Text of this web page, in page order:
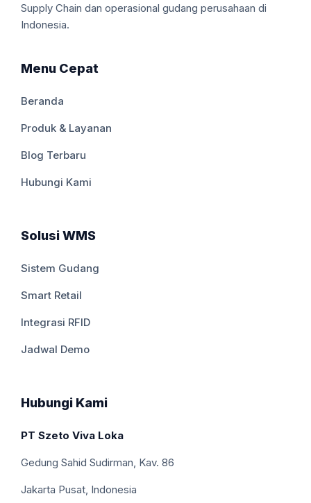
Supply Chain dan operasional gudang perusahaan di
Indonesia.
Menu Cepat
Beranda
Produk & Layanan
Blog Terbaru
Hubungi Kami
Solusi WMS
Sistem Gudang
Smart Retail
Integrasi RFID
Jadwal Demo
Hubungi Kami
PT Szeto Viva Loka
Gedung Sahid Sudirman, Kav. 86
Jakarta Pusat, Indonesia